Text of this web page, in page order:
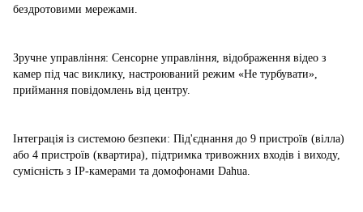
бездротовими мережами.
Зручне управління: Сенсорне управління, відображення відео з
камер під час виклику, настроюваний режим «Не турбувати»,
приймання повідомлень від центру.
Інтеграція із системою безпеки: Під'єднання до 9 пристроїв (вілла)
або 4 пристроїв (квартира), підтримка тривожних входів і виходу,
сумісність з IP-камерами та домофонами Dahua.